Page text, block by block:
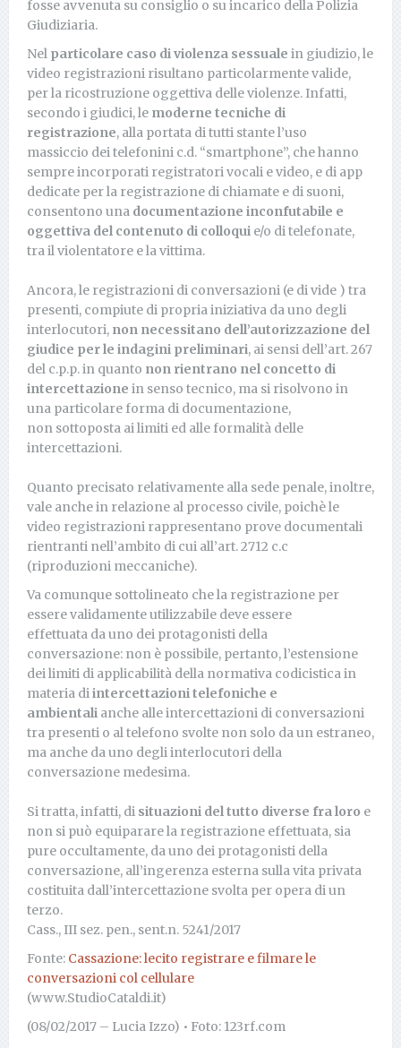
fosse avvenuta su consiglio o su incarico della Polizia
Giudiziaria.
Nel particolare caso di violenza sessuale in giudizio, le
video registrazioni risultano particolarmente valide,
per la ricostruzione oggettiva delle violenze. Infatti,
secondo i giudici, le moderne tecniche di
registrazione, alla portata di tutti stante l’uso
massiccio dei telefonini c.d. “smartphone”, che hanno
sempre incorporati registratori vocali e video, e di app
dedicate per la registrazione di chiamate e di suoni,
consentono una documentazione inconfutabile e
oggettiva del contenuto di colloqui e/o di telefonate,
tra il violentatore e la vittima.
Ancora, le registrazioni di conversazioni (e di vide ) tra
presenti, compiute di propria iniziativa da uno degli
interlocutori, non necessitano dell’autorizzazione del
giudice per le indagini preliminari, ai sensi dell’art. 267
del c.p.p. in quanto non rientrano nel concetto di
intercettazione in senso tecnico, ma si risolvono in
una particolare forma di documentazione,
non sottoposta ai limiti ed alle formalità delle
intercettazioni.
Quanto precisato relativamente alla sede penale, inoltre,
vale anche in relazione al processo civile, poichè le
video registrazioni rappresentano prove documentali
rientranti nell’ambito di cui all’art. 2712 c.c
(riproduzioni meccaniche).
Va comunque sottolineato che la registrazione per
essere validamente utilizzabile deve essere
effettuata da uno dei protagonisti della
conversazione: non è possibile, pertanto, l’estensione
dei limiti di applicabilità della normativa codicistica in
materia diintercettazioni telefoniche e
ambientali anche alle intercettazioni di conversazioni
tra presenti o al telefono svolte non solo da un estraneo,
ma anche da uno degli interlocutori della
conversazione medesima.
Si tratta, infatti, di situazioni del tutto diverse fra loro e
non si può equiparare la registrazione effettuata, sia
pure occultamente, da uno dei protagonisti della
conversazione, all’ingerenza esterna sulla vita privata
costituita dall’intercettazione svolta per opera di un
terzo.
Cass., III sez. pen., sent.n. 5241/2017
Fonte: Cassazione: lecito registrare e filmare le
conversazioni col cellulare
(www.StudioCataldi.it)
(08/02/2017 – Lucia Izzo) • Foto: 123rf.com